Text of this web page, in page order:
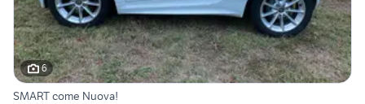
6
SMART come Nuova!